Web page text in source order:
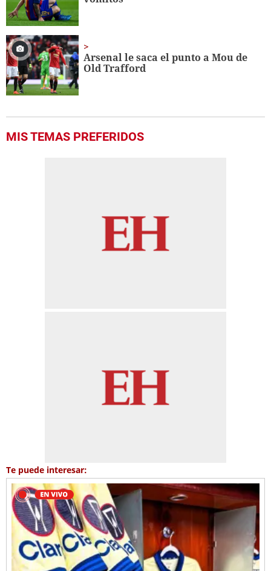
Arsenal le saca el punto a Mou de
Old Trafford
MIS TEMAS PREFERIDOS
Te puede interesar: